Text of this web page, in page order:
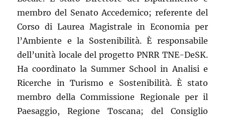
membro del Senato Accedemico; referente del
Corso di Laurea Magistrale in Economia per
l’Ambiente e la Sostenibilità. È responsabile
dell’unità locale del progetto PNRR TNE-DeSK.
Ha coordinato la Summer School in Analisi e
Ricerche in Turismo e Sostenibilità. È stato
membro della Commissione Regionale per il
Paesaggio, Regione Toscana; del Consiglio